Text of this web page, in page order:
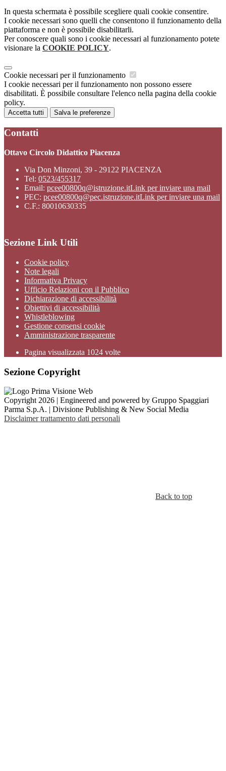
In questa schermata è possibile scegliere quali cookie consentire.
I cookie necessari sono quelli che consentono il funzionamento della
piattaforma e non è possibile disabilitarli.
Per conoscere quali sono i cookie necessari al funzionamento potete
visionare la COOKIE POLICY.
Cookie necessari per il funzionamento
I cookie necessari per il funzionamento non possono essere
disabilitati. È possibile consultare l'elenco nella pagina della cookie
policy.
Accetta tutti Salva le preferenze
Contatti
Ottavo Circolo Didattico Piacenza
Via Don Minzoni, 39 - 29122 PIACENZA
Tel: 0523/455317
Email: pcee00800q@istruzione.itLink per inviare una mail
PEC: pcee00800q@pec.istruzione.itLink per inviare una mail
C.F.: 80010630335
Sezione Link Utili
Cookie policy
Note legali
Informativa Privacy
Ufficio Relazioni con il Pubblico
Dichiarazione di accessibilità
Obiettivi di accessibilità
Whistleblowing
Gestione consensi cookie
Amministrazione trasparente
Pagina visualizzata 1024 volte
Sezione Copyright
Copyright 2026 | Engineered and powered by Gruppo Spaggiari
Parma S.p.A. | Divisione Publishing & New Social Media
Disclaimer trattamento dati personali
Back to top